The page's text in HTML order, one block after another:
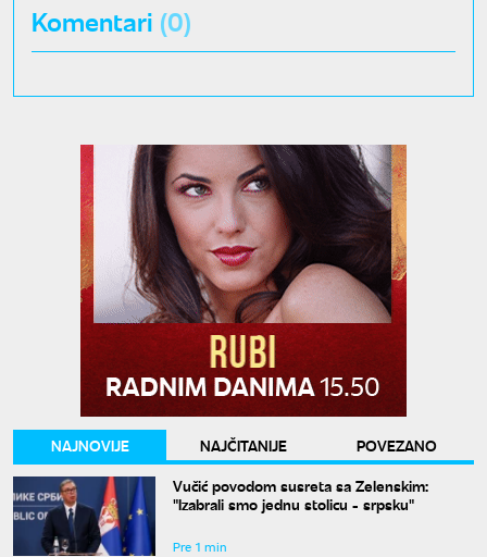
Komentari (0)
NAJNOVIJE NAJČITANIJE
POVEZANO
Vučić povodom susreta sa Zelenskim:
"Izabrali smo jednu stolicu - srpsku"
Pre 1 min